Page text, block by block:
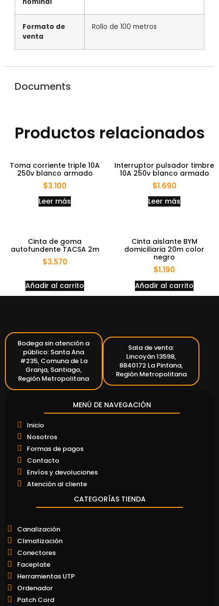
Formato de
venta
Rollo de 100 metros
Documents
Productos relacionados
Toma corriente triple 10A
250v blanco armado
$3.100
Leer más
Interruptor pulsador timbre
10A 250v blanco armado
$1.690
Leer más
Cinta de goma
autofundente TACSA 2m
$3.570
Añadir al carrito
Cinta aislante BYM
domiciliaria 20m color
negro
$1.190
Añadir al carrito
Bodega sin atención a
público: Santa Ana
#235, Comuna de La
Granja, Santiago,
Región Metropolitana
Sala de venta:
Lincoyán 13598,
8840172 La Pintana,
Región Metropolitana
MENÚ DE NAVEGACIÓN
Inicio
Nosotros
Formas de pagos
Contacto
Envíos y devoluciones
Atención al cliente
CATEGORÍAS TIENDA
Canalización
Climatización
Conectores
Faceplate
Herramientas UTP
Ordenador
Patch Cord